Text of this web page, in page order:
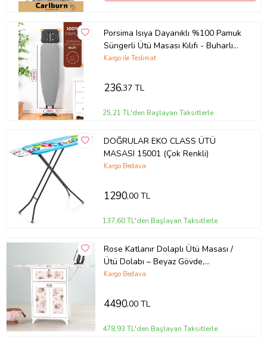
Porsima Isıya Dayanıklı %100 Pamuk
Süngerli Ütü Masası Kılıfı - Buharlı
Ütüleme Uyumlu 120x40cm
Kargo ile Teslimat
236,37 TL
25,21 TL'den Başlayan Taksitlerle
DOĞRULAR EKO CLASS ÜTÜ
MASASI 15001 (Çok Renkli)
Kargo Bedava
1290,00 TL
137,60 TL'den Başlayan Taksitlerle
Rose Katlanır Dolaplı Ütü Masası /
Ütü Dolabı – Beyaz Gövde,
Kahverengi Çiçek Desenli (Beyaz -
Kargo Bedava
4490,00 TL
478,93 TL'den Başlayan Taksitlerle